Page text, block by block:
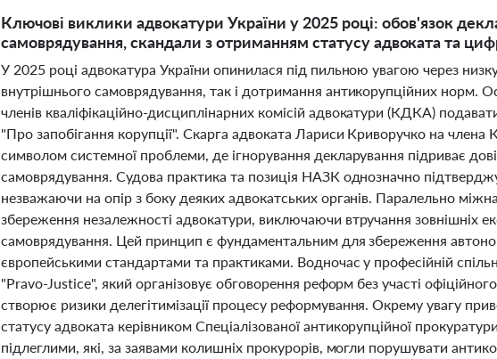
Ключові виклики адвокатури України у 2025 році: обов'язок
самоврядування, скандали з отриманням статусу адвоката та
У 2025 році адвокатура України опинилася під пильною увагою через
внутрішнього самоврядування, так і дотримання антикорупційних норм.
членів кваліфікаційно-дисциплінарних комісій адвокатури (КДКА)
"Про запобігання корупції". Скарга адвоката Лариси Криворучко на
символом системної проблеми, де ігнорування декларування підриває
самоврядування. Судова практика та позиція НАЗК однозначно
незважаючи на опір з боку деяких адвокатських органів. Паралельно
збереження незалежності адвокатури, виключаючи втручання зовнішніх
самоврядування. Цей принцип є фундаментальним для збереження
європейськими стандартами та практиками. Водночас у професійній
"Pravo-Justice", який організовує обговорення реформ без участі
створює ризики делегітимізації процесу реформування. Окрему увагу
статусу адвоката керівником Спеціалізованої антикорупційної
підлеглими, які, за заявами колишніх прокурорів, могли порушувати